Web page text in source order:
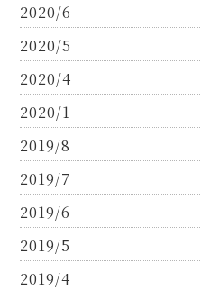
2020/6
2020/5
2020/4
2020/1
2019/8
2019/7
2019/6
2019/5
2019/4